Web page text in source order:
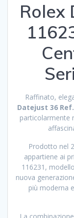
Rolex
Raffinato,
Datejust 36 Ref.
particolarmente
Prodotto nel
appartiene ai
116231,
nuova
più moderna